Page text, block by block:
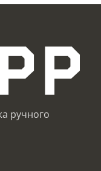
ручного